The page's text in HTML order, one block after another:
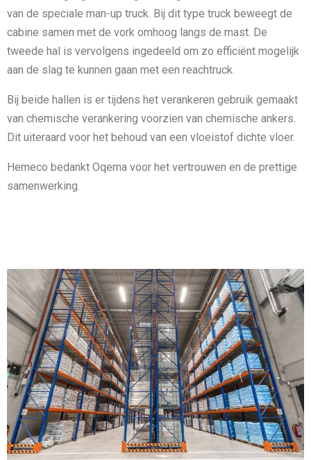
van de speciale man-up truck. Bij dit type truck beweegt de
cabine samen met de vork omhoog langs de mast. De
tweede hal is vervolgens ingedeeld om zo efficiënt mogelijk
aan de slag te kunnen gaan met een reachtruck.
Bij beide hallen is er tijdens het verankeren gebruik gemaakt
van chemische verankering voorzien van chemische ankers.
Dit uiteraard voor het behoud van een vloeistof dichte vloer.
Hemeco bedankt Oqema voor het vertrouwen en de prettige
samenwerking.